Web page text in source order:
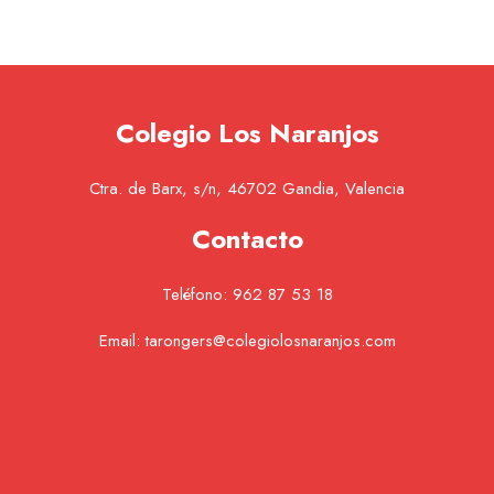
Colegio Los Naranjos
Ctra. de Barx, s/n, 46702 Gandia, Valencia
Contacto
Teléfono: 962 87 53 18
Email:tarongers@colegiolosnaranjos.com